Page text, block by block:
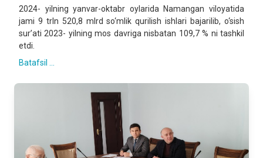
2024- yilning yanvar-oktabr oylarida Namangan viloyatida
jami 9 trln 520,8 mlrd so‘mlik qurilish ishlari bajarilib, o‘sish
sur’ati 2023- yilning mos davriga nisbatan 109,7 % ni tashkil
etdi.
Batafsil ...